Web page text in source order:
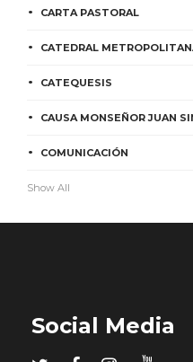
CARTA PASTORAL
CATEDRAL
CATEQUESIS
CAUSA MONSEÑOR JUAN
COMUNICACIÓN
Show All
Social Media